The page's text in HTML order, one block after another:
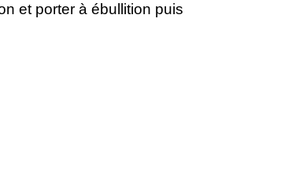
et porter à ébullition puis